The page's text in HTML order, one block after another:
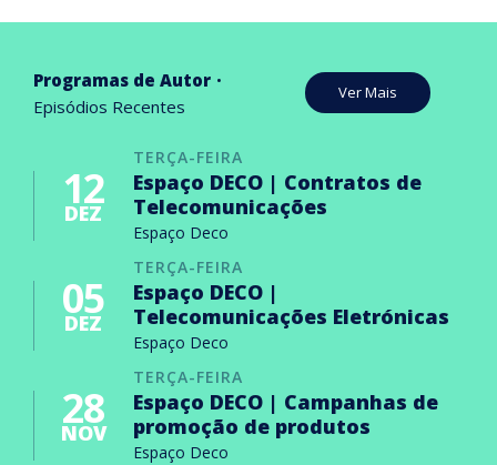
Programas de Autor
Episódios Recentes
Ver Mais
TERÇA-FEIRA
12
DEZ
Espaço DECO | Contratos de
Telecomunicações
Espaço Deco
TERÇA-FEIRA
05
DEZ
Espaço DECO |
Telecomunicações Eletrónicas
Espaço Deco
TERÇA-FEIRA
28
NOV
Espaço DECO | Campanhas de
promoção de produtos
Espaço Deco